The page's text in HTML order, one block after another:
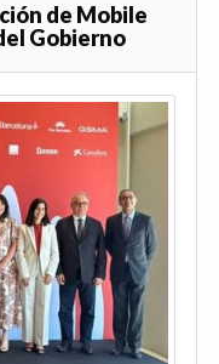
de Mobile
Gobierno